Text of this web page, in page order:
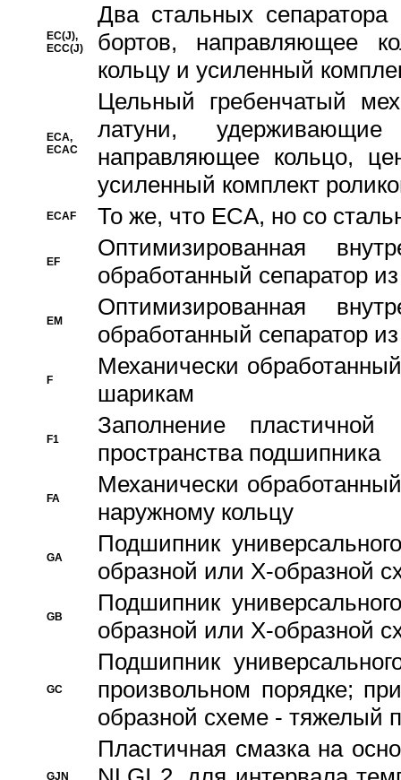
EC(J),
ECC(J)
Два стальных сепаратора
бортов, направляющее
кольцу и усиленный
ECA,
ECAC
Цельный гребенчатый
латуни,
направляющее кольцо,
усиленный комплект
ECAF То же, что ECA, но со
EF
Оптимизированная
обработанный сепаратор
EM
Оптимизированная
обработанный сепаратор
F
Механически
шарикам
F1
Заполнение
пространства подшипника
FA
Механически
наружному кольцу
GA
Подшипник
образной или Х-образной
GB
Подшипник
образной или Х-образной
GC
Подшипник
произвольном порядке;
образной схеме - тяжелый
GJN
Пластичная смазка на